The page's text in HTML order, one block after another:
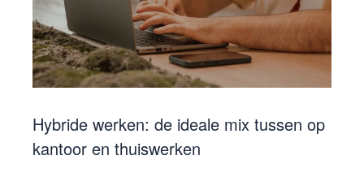
Hybride werken: de ideale mix tussen op
kantoor en thuiswerken